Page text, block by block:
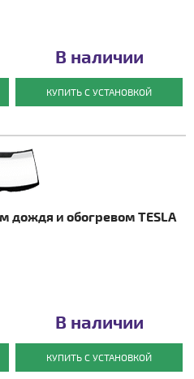
В наличии
КУПИТЬ С УСТАНОВКОЙ
дождя и обогревом TESLA
В наличии
КУПИТЬ С УСТАНОВКОЙ